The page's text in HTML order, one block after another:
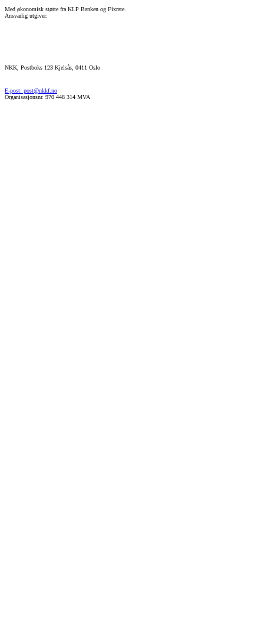
Med økonomisk støtte fra KLP Banken og Fixrate.
Ansvarlig utgiver:
NKK, Postboks 123 Kjelsås, 0411 Oslo
E-post: post@nkkf.no
Organisasjonsnr. 970 448 314 MVA